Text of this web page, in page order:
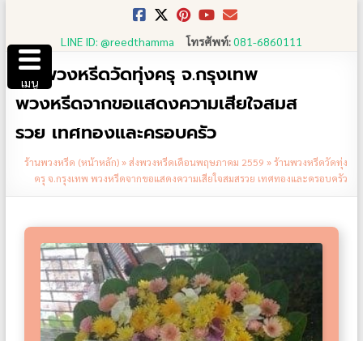
content
LINE ID: @reedthamma โทรศัพท์:081-6860111
ร้านพวงหรีดวัดทุ่งครุ จ.กรุงเทพ
พวงหรีดจากขอแสดงความเสียใจสมส
รวย เทศทองและครอบครัว
ร้านพวงหรีด (หน้าหลัก)»ส่งพวงหรีดเดือนพฤษภาคม 2559 »ร้านพวงหรีดวัดทุ่ง
ครุ จ.กรุงเทพ พวงหรีดจากขอแสดงความเสียใจสมสรวย เทศทองและครอบครัว
เมนู